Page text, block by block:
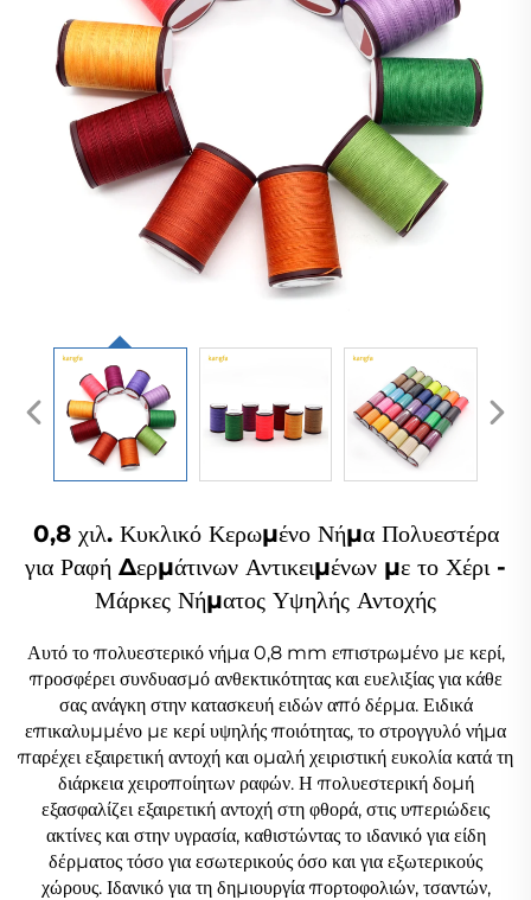
0,8 χιλ. Κυκλικό Κερωμένο Νήμα Πολυεστέρα
για Ραφή Δερμάτινων Αντικειμένων με το Χέρι -
Μάρκες Νήματος Υψηλής Αντοχής
Αυτό το πολυεστερικό νήμα 0,8 mm επιστρωμένο με κερί,
προσφέρει συνδυασμό ανθεκτικότητας και ευελιξίας για κάθε
σας ανάγκη στην κατασκευή ειδών από δέρμα. Ειδικά
επικαλυμμένο με κερί υψηλής ποιότητας, το στρογγυλό νήμα
παρέχει εξαιρετική αντοχή και ομαλή χειριστική ευκολία κατά τη
διάρκεια χειροποίητων ραφών. Η πολυεστερική δομή
εξασφαλίζει εξαιρετική αντοχή στη φθορά, στις υπεριώδεις
ακτίνες και στην υγρασία, καθιστώντας το ιδανικό για είδη
δέρματος τόσο για εσωτερικούς όσο και για εξωτερικούς
χώρους. Ιδανικό για τη δημιουργία πορτοφολιών, τσαντών,